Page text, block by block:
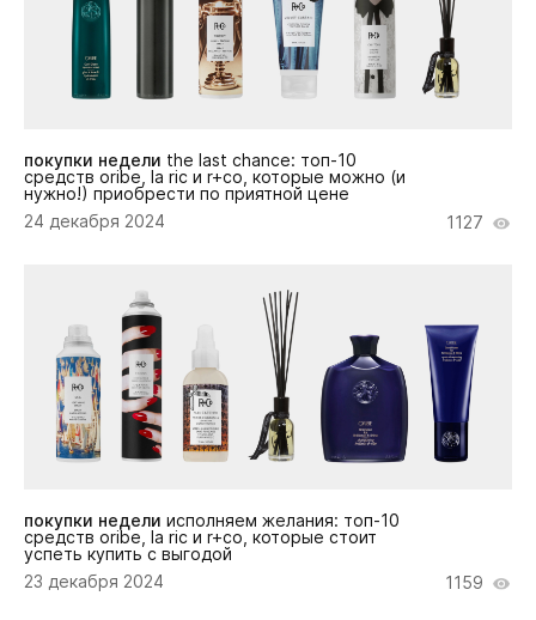
покупки недели the last chance: топ-10
средств oribe, la ric и r+co, которые можно (и
нужно!) приобрести по приятной цене
24 декабря 2024
1127
покупки недели исполняем желания: топ-10
средств oribe, la ric и r+co, которые стоит
успеть купить с выгодой
23 декабря 2024
1159